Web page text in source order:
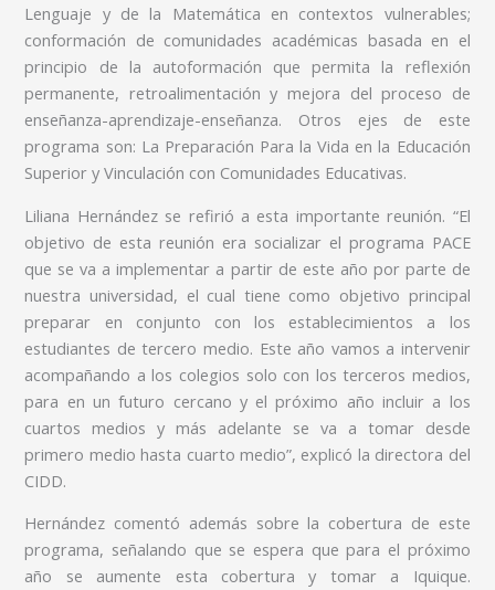
Lenguaje y de la Matemática en contextos vulnerables;
conformación de comunidades académicas basada en el
principio de la autoformación que permita la reflexión
permanente, retroalimentación y mejora del proceso de
enseñanza-aprendizaje-enseñanza. Otros ejes de este
programa son: La Preparación Para la Vida en la Educación
Superior y Vinculación con Comunidades Educativas.
Liliana Hernández se refirió a esta importante reunión. “El
objetivo de esta reunión era socializar el programa PACE
que se va a implementar a partir de este año por parte de
nuestra universidad, el cual tiene como objetivo principal
preparar en conjunto con los establecimientos a los
estudiantes de tercero medio. Este año vamos a intervenir
acompañando a los colegios solo con los terceros medios,
para en un futuro cercano y el próximo año incluir a los
cuartos medios y más adelante se va a tomar desde
primero medio hasta cuarto medio”, explicó la directora del
CIDD.
Hernández comentó además sobre la cobertura de este
programa, señalando que se espera que para el próximo
año se aumente esta cobertura y tomar a Iquique.